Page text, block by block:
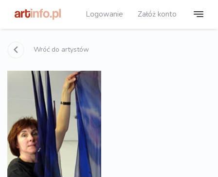
Logowanie Załóż konto
Wróć do artystów